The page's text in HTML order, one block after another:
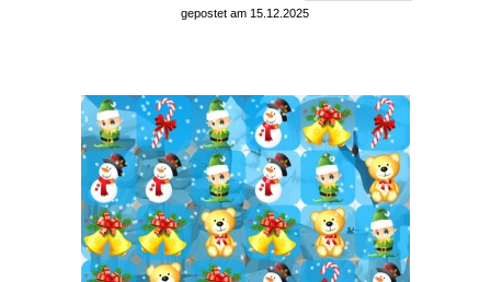
gepostet am 15.12.2025